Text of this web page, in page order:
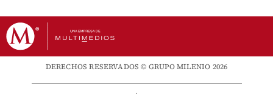
DERECHOS RESERVADOS © GRUPO MILENIO 2026